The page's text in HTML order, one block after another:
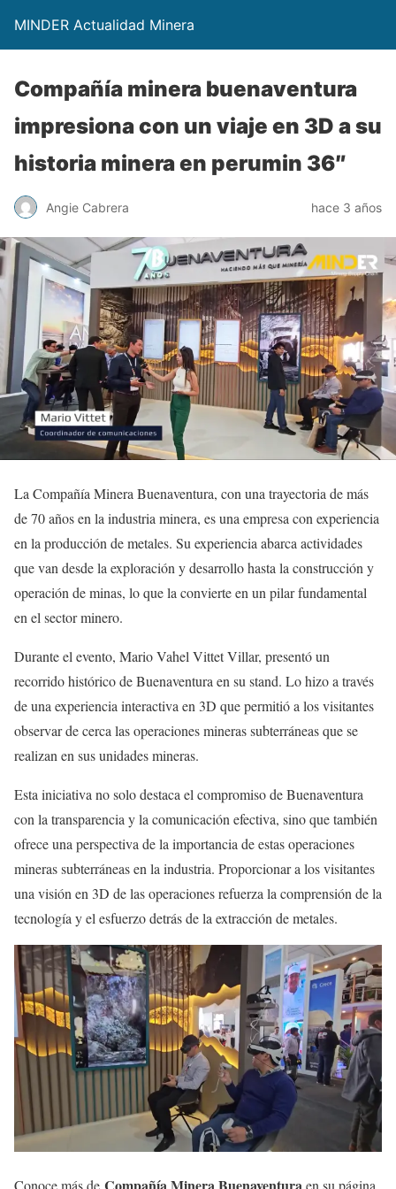
MINDER Actualidad Minera
Compañía minera buenaventura
impresiona con un viaje en 3D a su
historia minera en perumin 36″
Angie Cabrera hace 3 años
La Compañía Minera Buenaventura, con una trayectoria de más
de 70 años en la industria minera, es una empresa con experiencia
en la producción de metales. Su experiencia abarca actividades
que van desde la exploración y desarrollo hasta la construcción y
operación de minas, lo que la convierte en un pilar fundamental
en el sector minero.
Durante el evento, Mario Vahel Vittet Villar, presentó un
recorrido histórico de Buenaventura en su stand. Lo hizo a través
de una experiencia interactiva en 3D que permitió a los visitantes
observar de cerca las operaciones mineras subterráneas que se
realizan en sus unidades mineras.
Esta iniciativa no solo destaca el compromiso de Buenaventura
con la transparencia y la comunicación efectiva, sino que también
ofrece una perspectiva de la importancia de estas operaciones
mineras subterráneas en la industria. Proporcionar a los visitantes
una visión en 3D de las operaciones refuerza la comprensión de la
tecnología y el esfuerzo detrás de la extracción de metales.
Conoce más de en su página